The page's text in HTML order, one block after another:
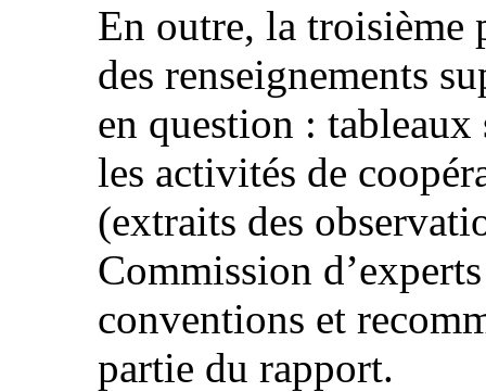
En outre, la troisième
des renseignements
en question :
les activités de
(extraits des
Commission
conventions et
partie du rapport.